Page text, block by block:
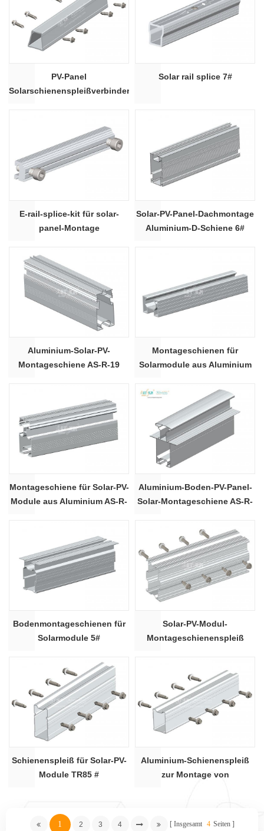
PV-Panel
Solarschienenspleißverbinder
Solar rail splice 7#
E-rail-splice-kit für solar-
panel-Montage
Solar-PV-Panel-Dachmontage
Aluminium-D-Schiene 6#
Aluminium-Solar-PV-
Montageschiene AS-R-19
Montageschienen für
Solarmodule aus Aluminium
Montageschiene für Solar-PV-
Module aus Aluminium AS-R-
Aluminium-Boden-PV-Panel-
Solar-Montageschiene AS-R-
Bodenmontageschienen für
Solarmodule 5#
Solar-PV-Modul-
Montageschienenspleiß
Schienenspleiß für Solar-PV-
Module TR85 #
Aluminium-Schienenspleiß
zur Montage von
1 2 3 4 Insgesamt 4 Seiten